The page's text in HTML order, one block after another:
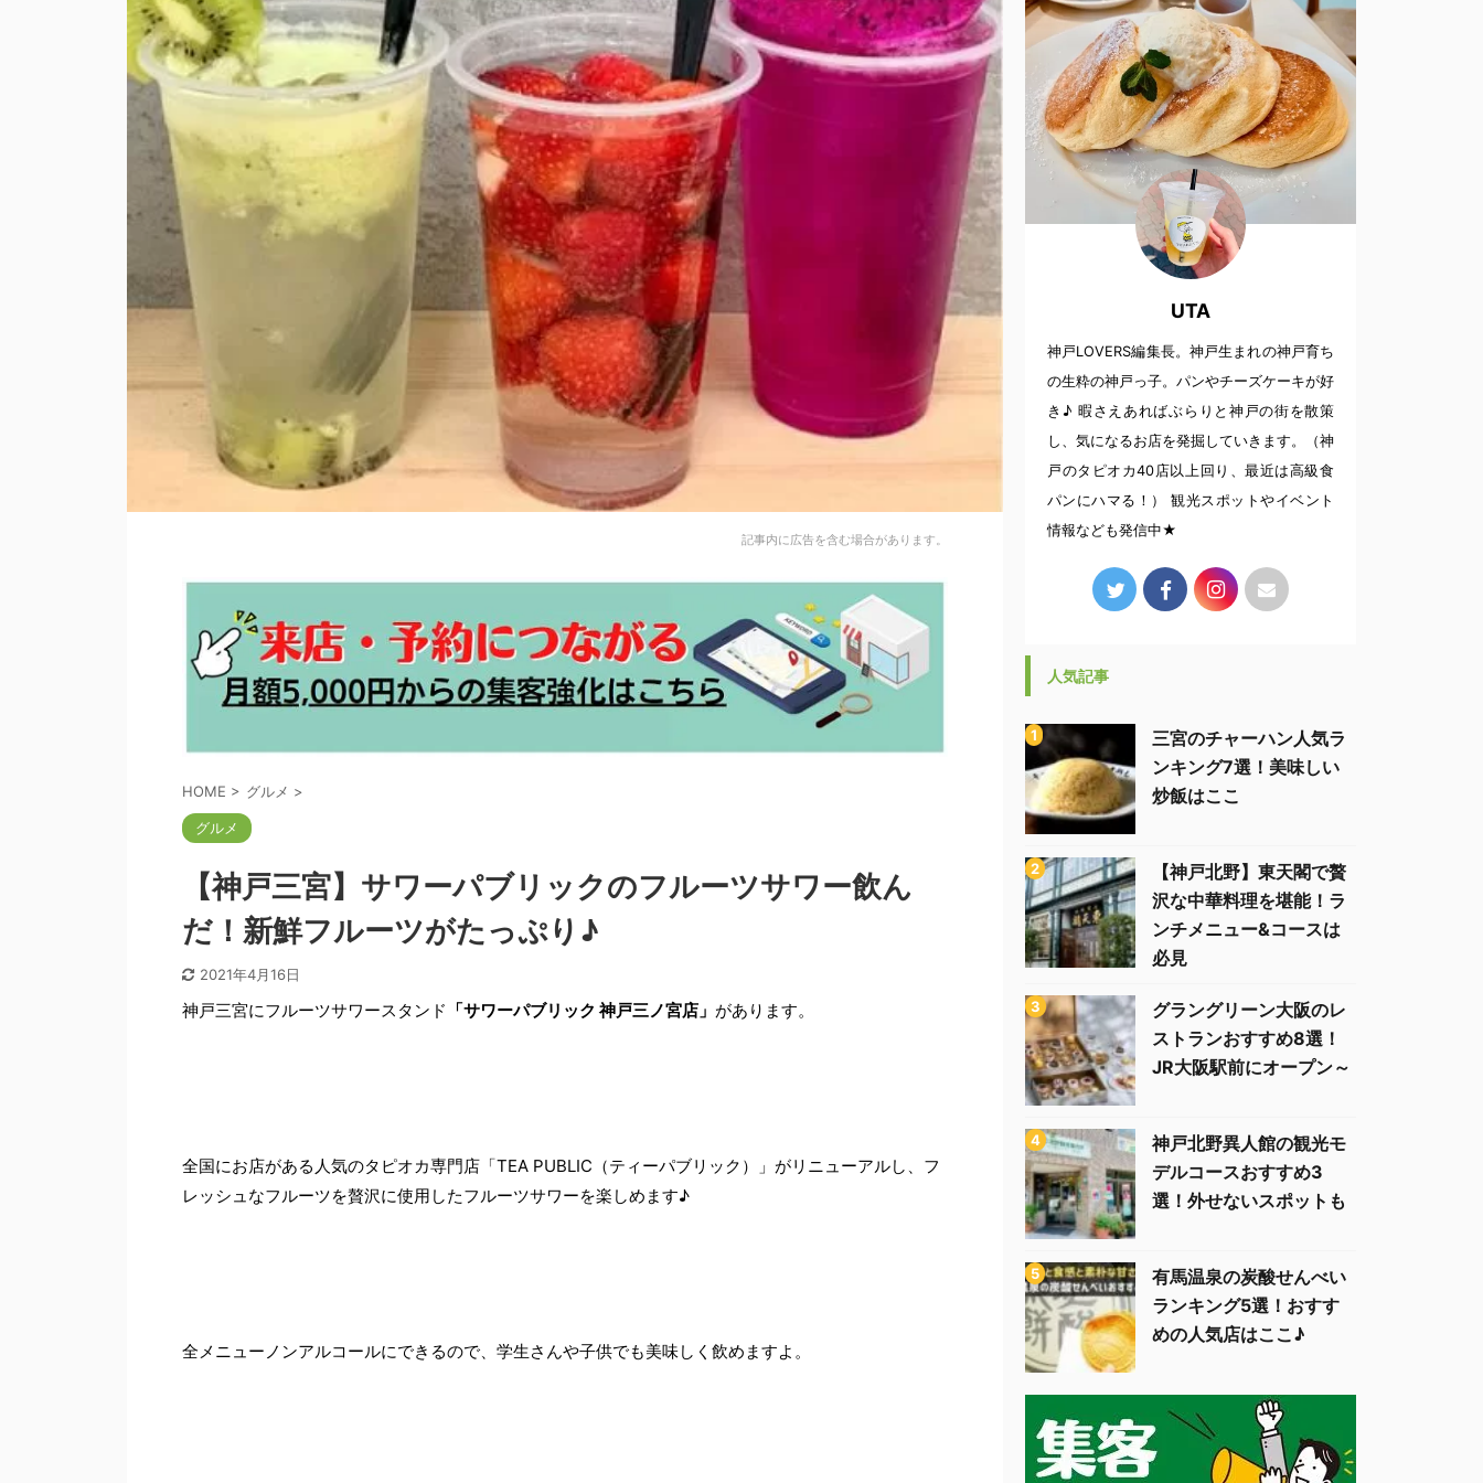
記事内に広告を含む場合があります。
HOME > グルメ >
グルメ
【神戸三宮】サワーパブリックのフルーツサワー飲ん
だ！新鮮フルーツがたっぷり♪
2021年4月16日
神戸三宮にフルーツサワースタンド 「サワーパブリック 神戸三ノ宮店」 があります。
全国にお店がある人気のタピオカ専門店「TEA PUBLIC（ティーパブリック）」がリニューアルし、フ
レッシュなフルーツを贅沢に使用したフルーツサワーを楽しめます♪
全メニューノンアルコールにできるので、学生さんや子供でも美味しく飲めますよ。
UTA
神戸LOVERS編集長。神戸生まれの神戸育ち
の生粋の神戸っ子。パンやチーズケーキが好
き♪ 暇さえあればぶらりと神戸の街を散策
し、気になるお店を発掘していきます。（神
戸のタピオカ40店以上回り、最近は高級食
パンにハマる！） 観光スポットやイベント
情報なども発信中★
人気記事
三宮のチャーハン人気ラ
ンキング7選！美味しい
炒飯はここ
【神戸北野】東天閣で贅
沢な中華料理を堪能！ラ
ンチメニュー&コースは
必見
グラングリーン大阪のレ
ストランおすすめ8選！
JR大阪駅前にオープン～
神戸北野異人館の観光モ
デルコースおすすめ3
選！外せないスポットも
有馬温泉の炭酸せんべい
ランキング5選！おすす
めの人気店はここ♪